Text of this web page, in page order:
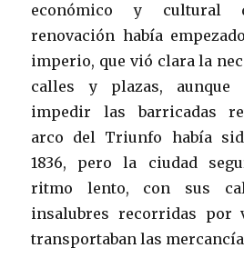
económico y cultural
renovación había
imperio, que vió clara la
calles y plazas,
impedir las barricadas
arco del Triunfo había
1836, pero la ciudad
ritmo lento, con sus
insalubres recorridas por
transportaban las